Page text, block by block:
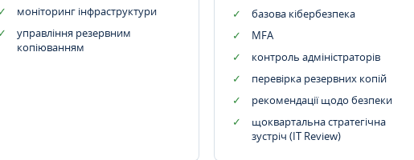
моніторинг інфраструктури
управління резервним
копіюванням
базова кібербезпека
MFA
контроль адміністраторів
перевірка резервних копій
рекомендації щодо безпеки
щоквартальна стратегічна
зустріч (IT Review)